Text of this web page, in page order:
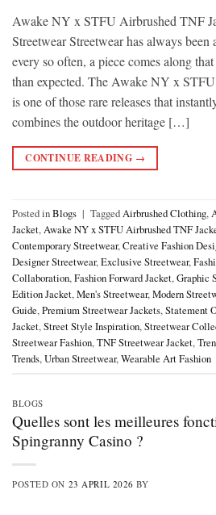
Awake NY x STFU Airbrushed TNF
Streetwear Streetwear has always been
every so often, a piece comes along
than expected. The Awake NY x
is one of those rare releases that
combines the outdoor heritage […]
CONTINUE READING →
Posted inBlogs | TaggedAirbrushed Clothing,
Jacket,Awake NY x STFU Airbrushed TNF
Contemporary Streetwear,Creative Fashion
Designer Streetwear,Exclusive Streetwear,
Collaboration,Fashion Forward Jacket,Graphic
Edition Jacket,Men's Streetwear,Modern
Guide,Premium Streetwear Jackets,Statement
Jacket,Street Style Inspiration,Streetwear
Streetwear Fashion,TNF Streetwear Jacket,
Trends,Urban Streetwear,Wearable Art Fashion
BLOGS
Quelles sont les meilleures
Spingranny Casino ?
POSTED ON 23 APRIL 2026 BY